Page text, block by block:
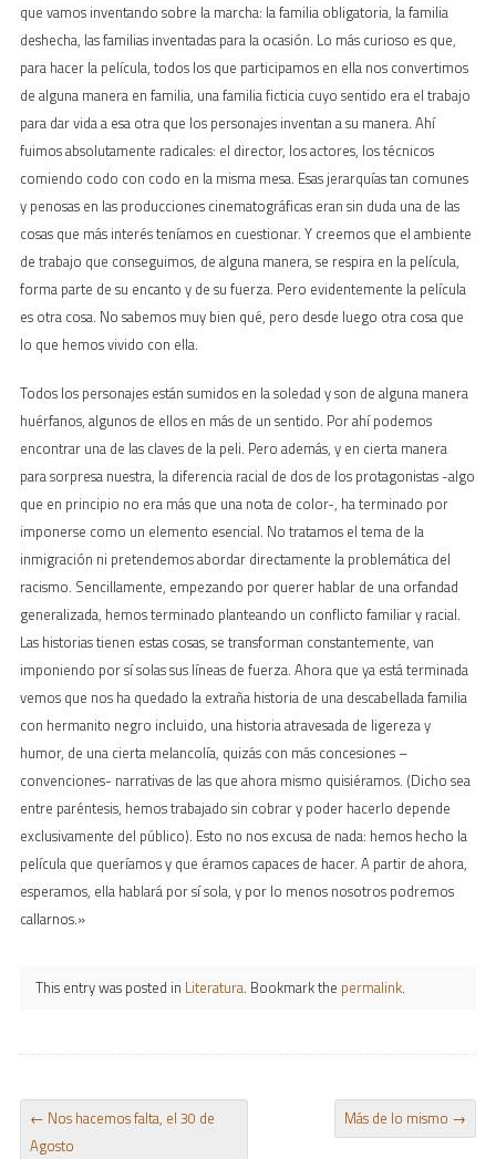
que vamos inventando sobre la marcha: la familia obligatoria, la familia
deshecha, las familias inventadas para la ocasión. Lo más curioso es que,
para hacer la película, todos los que participamos en ella nos convertimos
de alguna manera en familia, una familia ficticia cuyo sentido era el trabajo
para dar vida a esa otra que los personajes inventan a su manera. Ahí
fuimos absolutamente radicales: el director, los actores, los técnicos
comiendo codo con codo en la misma mesa. Esas jerarquías tan comunes
y penosas en las producciones cinematográficas eran sin duda una de las
cosas que más interés teníamos en cuestionar. Y creemos que el ambiente
de trabajo que conseguimos, de alguna manera, se respira en la película,
forma parte de su encanto y de su fuerza. Pero evidentemente la película
es otra cosa. No sabemos muy bien qué, pero desde luego otra cosa que
lo que hemos vivido con ella.
Todos los personajes están sumidos en la soledad y son de alguna manera
huérfanos, algunos de ellos en más de un sentido. Por ahí podemos
encontrar una de las claves de la peli. Pero además, y en cierta manera
para sorpresa nuestra, la diferencia racial de dos de los protagonistas -algo
que en principio no era más que una nota de color-, ha terminado por
imponerse como un elemento esencial. No tratamos el tema de la
inmigración ni pretendemos abordar directamente la problemática del
racismo. Sencillamente, empezando por querer hablar de una orfandad
generalizada, hemos terminado planteando un conflicto familiar y racial.
Las historias tienen estas cosas, se transforman constantemente, van
imponiendo por sí solas sus líneas de fuerza. Ahora que ya está terminada
vemos que nos ha quedado la extraña historia de una descabellada familia
con hermanito negro incluido, una historia atravesada de ligereza y
humor, de una cierta melancolía, quizás con más concesiones –
convenciones- narrativas de las que ahora mismo quisiéramos. (Dicho sea
entre paréntesis, hemos trabajado sin cobrar y poder hacerlo depende
exclusivamente del público). Esto no nos excusa de nada: hemos hecho la
película que queríamos y que éramos capaces de hacer. A partir de ahora,
esperamos, ella hablará por sí sola, y por lo menos nosotros podremos
callarnos.»
This entry was posted in Literatura. Bookmark the permalink.
POST NAVIGATION
← Nos hacemos falta, el 30 de
Agosto
Más de lo mismo →